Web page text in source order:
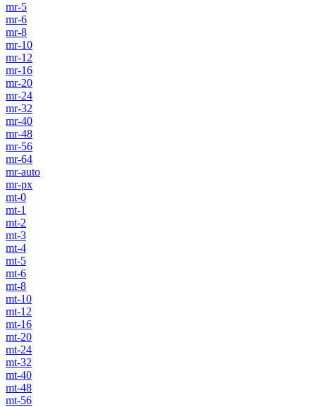
mr-5
mr-6
mr-8
mr-10
mr-12
mr-16
mr-20
mr-24
mr-32
mr-40
mr-48
mr-56
mr-64
mr-auto
mr-px
mt-0
mt-1
mt-2
mt-3
mt-4
mt-5
mt-6
mt-8
mt-10
mt-12
mt-16
mt-20
mt-24
mt-32
mt-40
mt-48
mt-56